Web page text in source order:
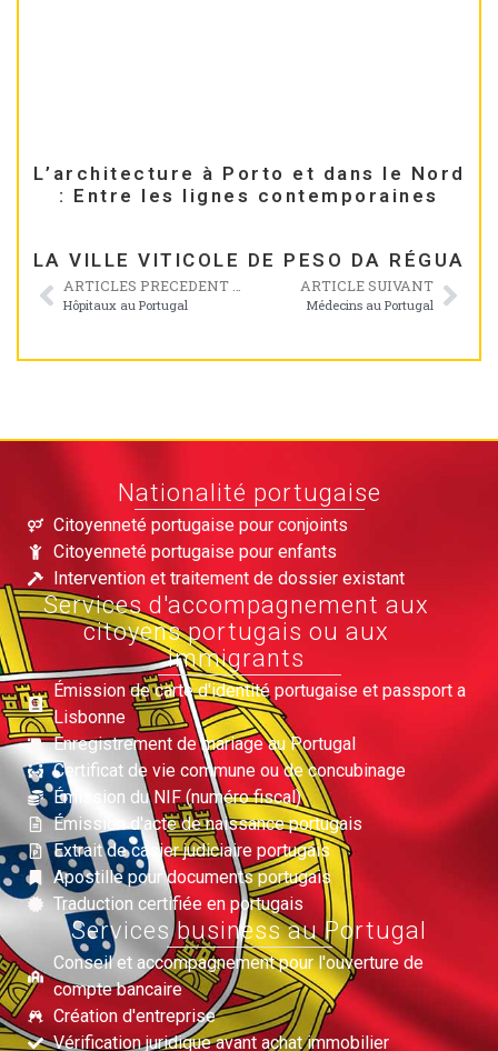
L’architecture à Porto et dans le Nord
: Entre les lignes contemporaines
LA VILLE VITICOLE DE PESO DA RÉGUA
ARTICLES PRECEDENT ARTICLES PRECEDENARTICLE PRÉCÉDENT
Hôpitaux au Portugal
ARTICLE SUIVANT
Médecins au Portugal
Nationalité portugaise
Citoyenneté portugaise pour conjoints
Citoyenneté portugaise pour enfants
Intervention et traitement de dossier existant
Services d'accompagnement aux
citoyens portugais ou aux
immigrants
Émission de carte d'identité portugaise et passport a
Lisbonne
Enregistrement de mariage au Portugal
Certificat de vie commune ou de concubinage
Émission du NIF (numéro fiscal)
Émission d'acte de naissance portugais
Extrait de casier judiciaire portugais
Apostille pour documents portugais
Traduction certifiée en portugais
Services business au Portugal
Conseil et accompagnement pour l'ouverture de
compte bancaire
Création d'entreprise
Vérification juridique avant achat immobilier